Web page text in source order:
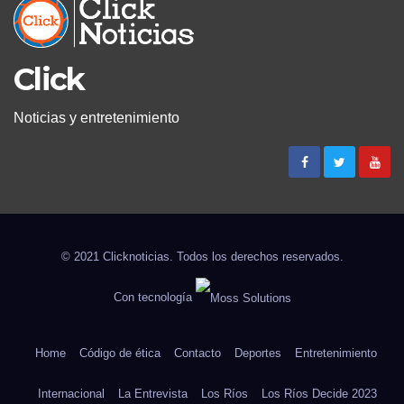
Click
Noticias y entretenimiento
© 2021 Clicknoticias. Todos los derechos reservados.
Con tecnología
Home Código de ética Contacto Deportes Entretenimiento
Internacional La Entrevista Los Ríos Los Ríos Decide 2023